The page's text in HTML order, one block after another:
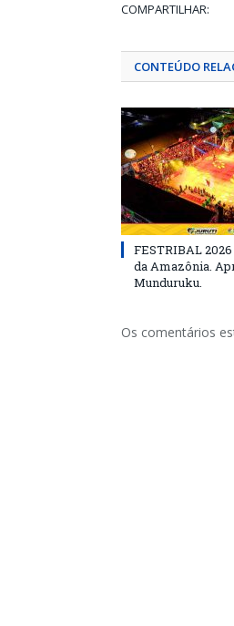
COMPARTILHAR:
CONTEÚDO
FESTRIBAL
da Amazônia.
Munduruku.
Os comentários